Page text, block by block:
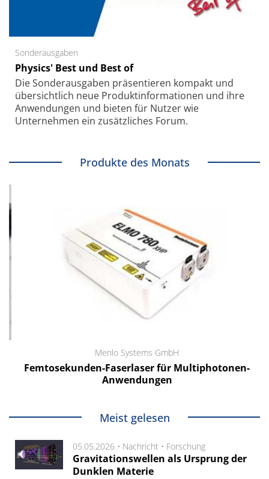
Sonderausgaben
Physics' Best und Best of
Die Sonder­ausgaben präsentieren kompakt und
übersichtlich neue Produkt­informationen und ihre
Anwendungen und bieten für Nutzer wie
Unternehmen ein zusätzliches Forum.
Produkte des Monats
Menlo Systems GmbH
Femtosekunden-Faserlaser für Multiphotonen-
Anwendungen
Meist gelesen
05.05.2026 • Nachricht • Forschung
Gravitationswellen als Ursprung der
Dunklen Materie